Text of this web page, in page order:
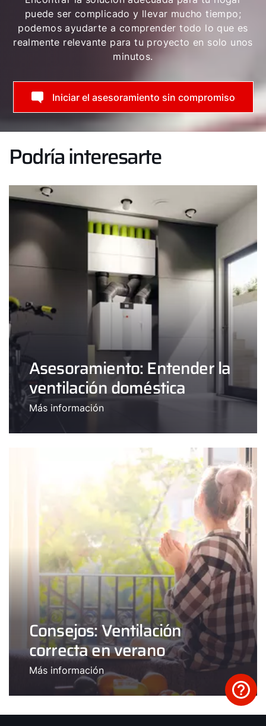
puede ser complicado y llevar mucho tiempo;
podemos ayudarte a comprender todo lo que es
realmente relevante para tu proyecto en solo unos
minutos.
Iniciar el asesoramiento sin compromiso
Podría interesarte
Asesoramiento: Entender la
ventilación doméstica
Más información
Consejos: Ventilación
correcta en verano
Más información